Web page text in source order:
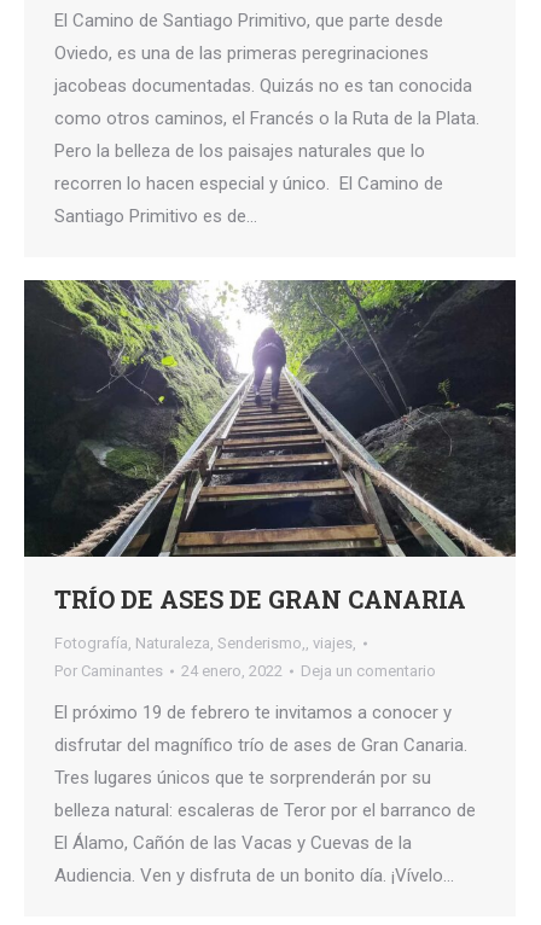
El Camino de Santiago Primitivo, que parte desde
Oviedo, es una de las primeras peregrinaciones
jacobeas documentadas. Quizás no es tan conocida
como otros caminos, el Francés o la Ruta de la Plata.
Pero la belleza de los paisajes naturales que lo
recorren lo hacen especial y único. El Camino de
Santiago Primitivo es de…
TRÍO DE ASES DE GRAN CANARIA
Fotografía, Naturaleza, Senderismo,, viajes,
Por Caminantes 24 enero, 2022 Deja un comentario
El próximo 19 de febrero te invitamos a conocer y
disfrutar del magnífico trío de ases de Gran Canaria.
Tres lugares únicos que te sorprenderán por su
belleza natural: escaleras de Teror por el barranco de
El Álamo, Cañón de las Vacas y Cuevas de la
Audiencia. Ven y disfruta de un bonito día. ¡Vívelo…